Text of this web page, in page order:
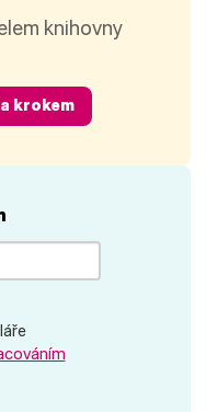
knihovny
krokem